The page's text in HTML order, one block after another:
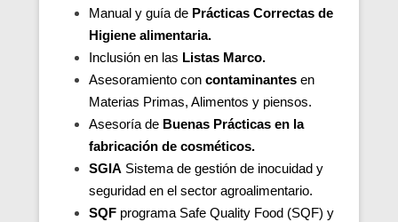
Manual y guía de Prácticas Correctas de
Higiene alimentaria.
Inclusión en las Listas Marco.
Asesoramiento con contaminantes en
Materias Primas, Alimentos y piensos.
Asesoría de Buenas Prácticas en la
fabricación de cosméticos.
SGIA Sistema de gestión de inocuidad y
seguridad en el sector agroalimentario.
SQF programa Safe Quality Food (SQF) y